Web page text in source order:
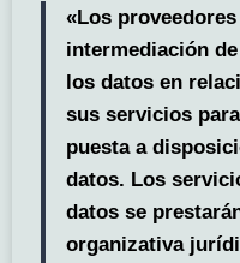
«Los
intermediación
los datos en
sus servicios
puesta a
datos. Los
datos se
organizativa